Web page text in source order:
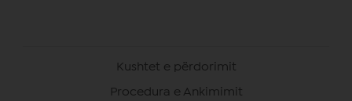
Kushtet e përdorimit
Procedura e Ankimimit